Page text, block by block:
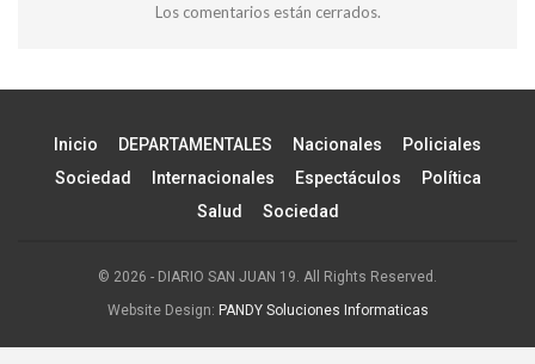
Los comentarios están cerrados.
Inicio DEPARTAMENTALES Nacionales
Policiales
Sociedad
Internacionales Espectáculos
Política
Salud
Sociedad
© 2026 - DIARIO SAN JUAN 19. All Rights Reserved.
Website Design: PANDY Soluciones Informaticas